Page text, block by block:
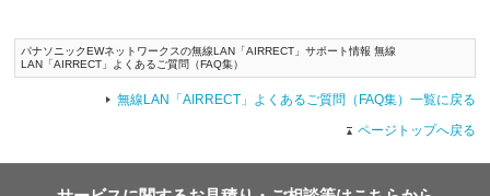
パナソニックEWネットワークスの無線LAN「AIRRECT」サポート情報 無線
LAN「AIRRECT」よくあるご質問（FAQ集）
無線LAN「AIRRECT」よくあるご質問（FAQ集）一覧に戻る
ページトップへ戻る